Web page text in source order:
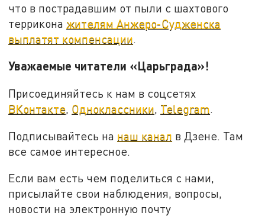
что в пострадавшим от пыли с шахтового
террикона жителям Анжеро-Судженска
выплатят компенсации
Уважаемые читатели «Царьграда»!
Присоединяйтесь к нам в соцсетях
ВКонтакте, Одноклассники, Telegram.
Подписывайтесь на наш канал в Дзене. Там
все самое интересное.
Если вам есть чем поделиться с нами,
присылайте свои наблюдения, вопросы,
новости на электронную почту